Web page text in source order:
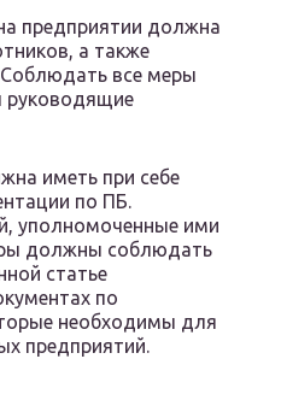
предприятии должна
а также
все меры
руководящие
иметь при себе
по ПБ.
уполномоченные ими
должны соблюдать
статье
по
необходимы для
предприятий.